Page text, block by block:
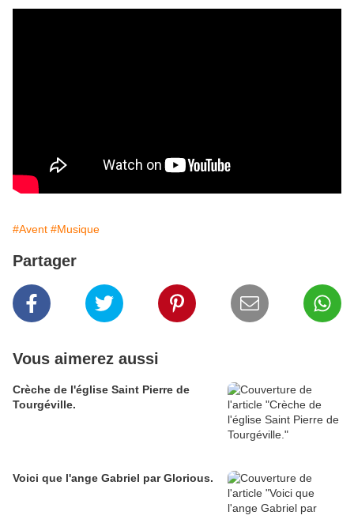
#Avent #Musique
Partager
Vous aimerez aussi
Crèche de l'église Saint Pierre de
Tourgéville.
Voici que l'ange Gabriel par Glorious.